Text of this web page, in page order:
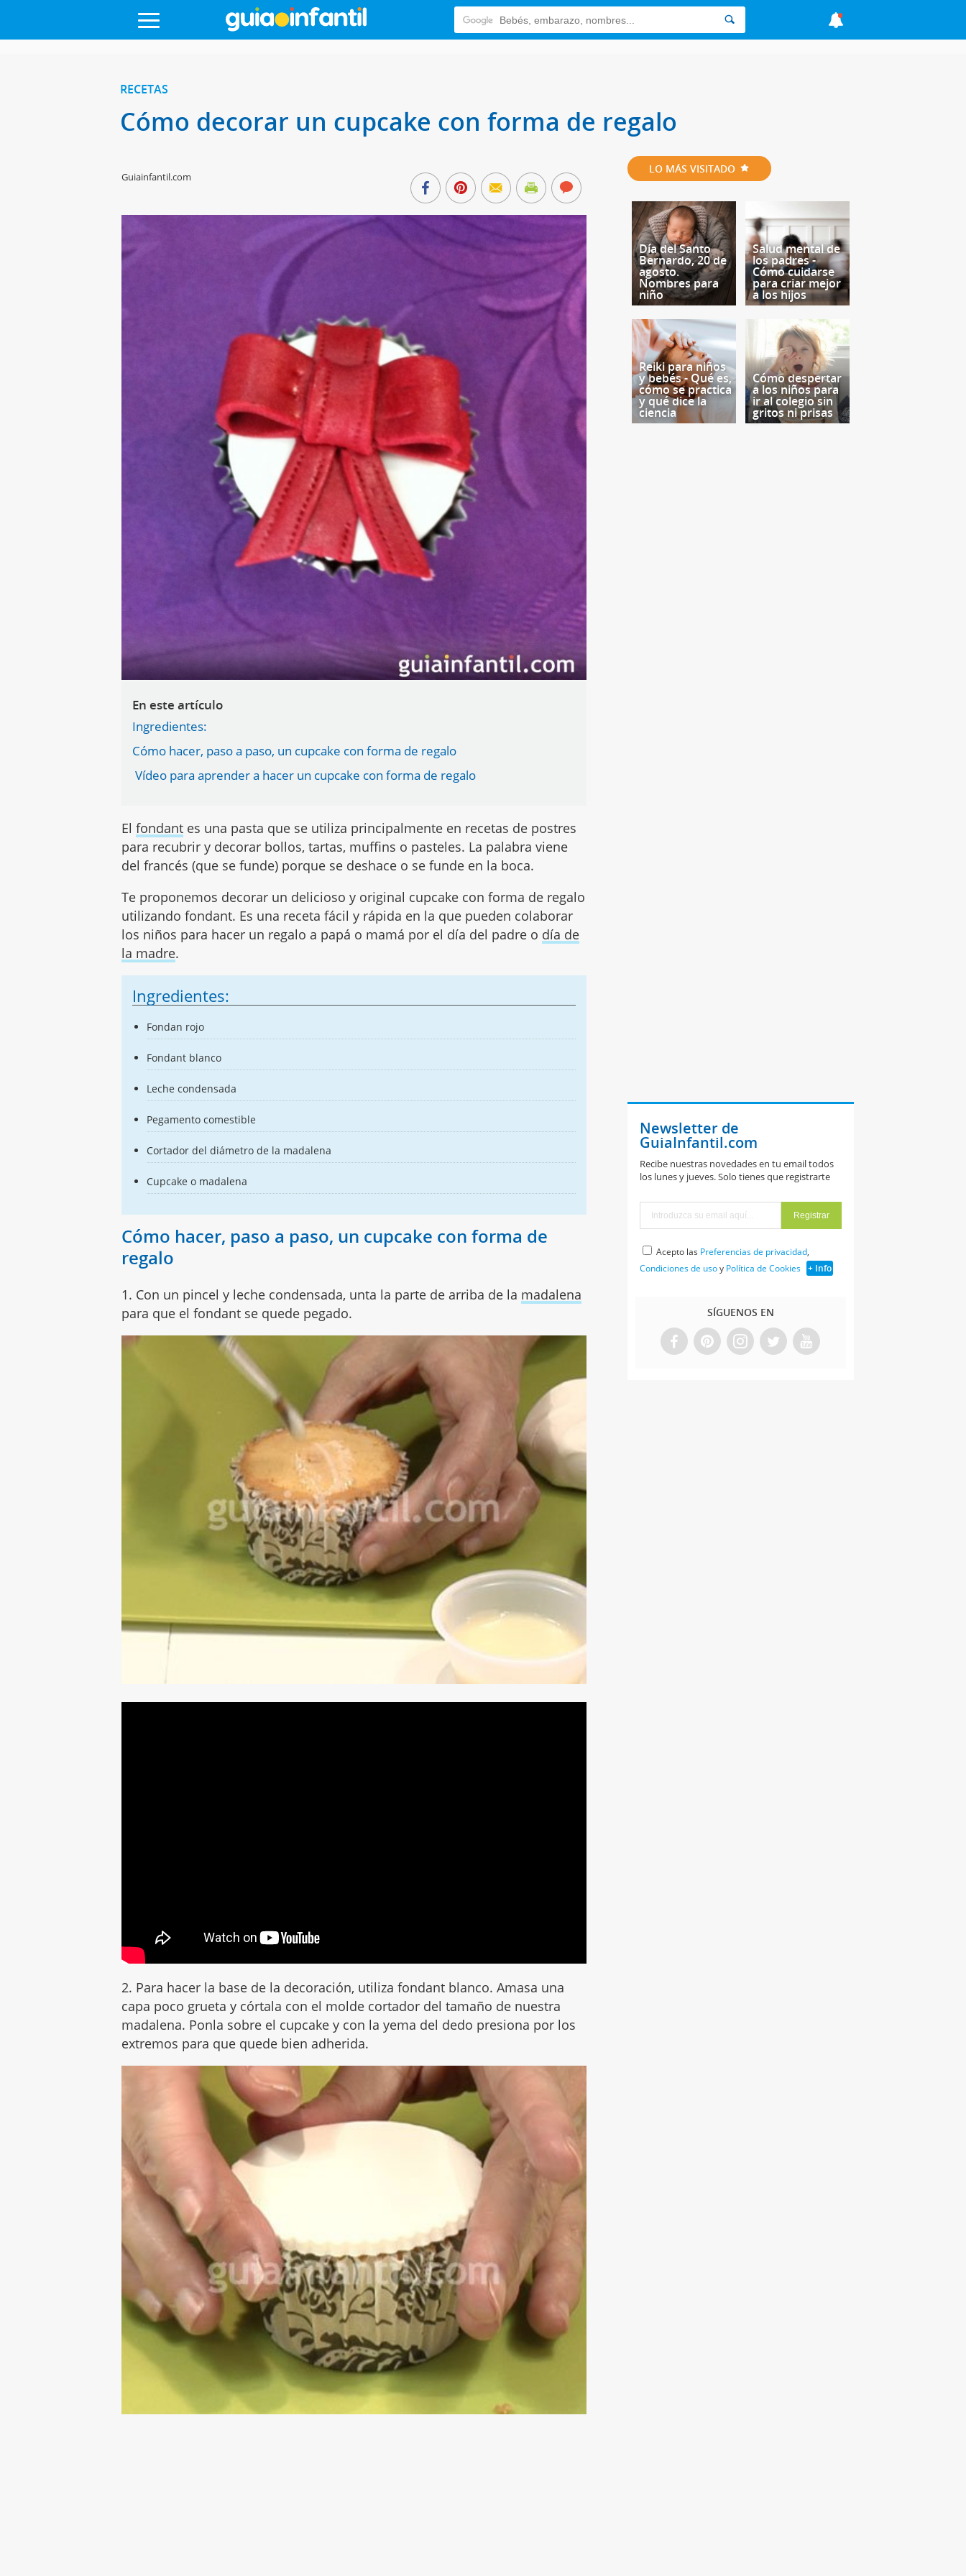
RECETAS
Cómo decorar un cupcake con forma de regalo
Guiainfantil.com
En este artículo
Ingredientes:
Cómo hacer, paso a paso, un cupcake con forma de regalo
Vídeo para aprender a hacer un cupcake con forma de regalo
Elfondant es una pasta que se utiliza principalmente en recetas de postres
para recubrir y decorar bollos, tartas, muffins o pasteles. La palabra viene
del francés (que se funde) porque se deshace o se funde en la boca.
Te proponemos decorar un delicioso y original cupcake con forma de regalo
utilizando fondant. Es una receta fácil y rápida en la que pueden colaborar
los niños para hacer un regalo a papá o mamá por el día del padre o día de
la madre.
Ingredientes:
Fondan rojo
Fondant blanco
Leche condensada
Pegamento comestible
Cortador del diámetro de la madalena
Cupcake o madalena
Cómo hacer, paso a paso, un cupcake con forma de
regalo
1. Con un pincel y leche condensada, unta la parte de arriba de la madalena
para que el fondant se quede pegado.
2. Para hacer la base de la decoración, utiliza fondant blanco. Amasa una
capa poco grueta y córtala con el molde cortador del tamaño de nuestra
madalena. Ponla sobre el cupcake y con la yema del dedo presiona por los
extremos para que quede bien adherida.
LO MÁS VISITADO
Día del Santo
Bernardo, 20 de
agosto.
Nombres para
niño
Salud mental de
los padres -
Cómo cuidarse
para criar mejor
a los hijos
Reiki para niños
y bebés - Qué es,
cómo se practica
y qué dice la
ciencia
Cómo despertar
a los niños para
ir al colegio sin
gritos ni prisas
Newsletter de
GuiaInfantil.com
Recibe nuestras novedades en tu email todos
los lunes y jueves. Solo tienes que registrarte
Acepto las Preferencias de privacidad,
Condiciones de usoy Política de Cookies + Info
SÍGUENOS EN